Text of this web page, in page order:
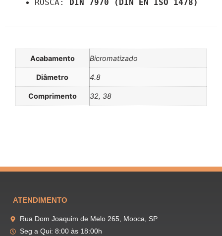
ROSCA: DIN 7970 (DIN EN ISO 1478)
Acabamento Bicromatizado
Diâmetro 4.8
Comprimento 32, 38
ATENDIMENTO
Rua Dom Joaquim de Melo 265, Mooca, SP
Seg a Qui: 8:00 às 18:00h